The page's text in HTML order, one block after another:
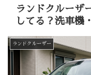
ランドクルーザ
してる？洗車機
ランドクルーザー